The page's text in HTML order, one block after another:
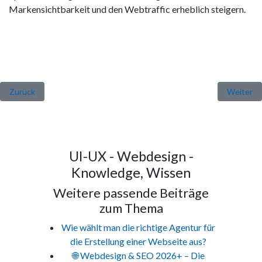
Markensichtbarkeit und den Webtraffic erheblich steigern.
Vorheriger Beitrag: Transfer Domainnamen
Zurück Weiter
UI-UX - Webdesign -
Knowledge, Wissen
Weitere passende Beiträge
zum Thema
Wie wählt man die richtige Agentur für
die Erstellung einer Webseite aus?
🌐 Webdesign & SEO 2026+ – Die